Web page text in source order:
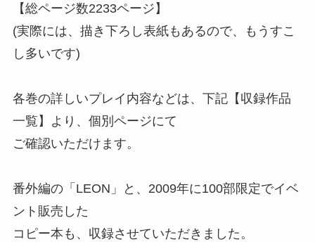
【総ページ数2233ページ】
(実際には、描き下ろし表紙もあるので、もうすこ
し多いです)
各巻の詳しいプレイ内容などは、下記【収録作品
一覧】より、個別ページにて
ご確認いただけます。
番外編の「LEON」と、2009年に100部限定でイベ
ント販売した
コピー本も、収録させていただきました。